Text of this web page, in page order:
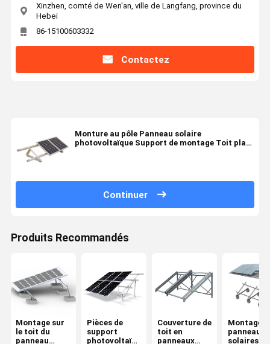
Xinzhen, comté de Wen'an, ville de Langfang, province du
Hebei
86-15100603332
Contactez
Monture au pôle Panneau solaire
photovoltaïque Support de montage Toit plat
Continuer
Produits Recommandés
Montage sur
le toit du
panneau
Pièces de
support
photovoltaïque
Couverture de
toit en
panneaux
Montage
panneaux
solaires